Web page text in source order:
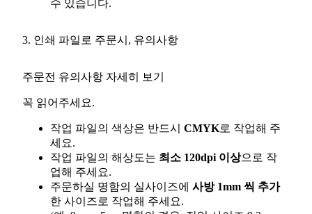
수 있습니다.
3. 인쇄 파일로 주문시, 유의사항
주문전 유의사항 자세히 보기
꼭 읽어주세요.
작업 파일의 색상은 반드시 CMYK로 작업해 주
세요.
작업 파일의 해상도는 최소 120dpi 이상으로 작
업해 주세요.
주문하실 명함의 실사이즈에 사방 1mm 씩 추가
한 사이즈로 작업해 주세요.